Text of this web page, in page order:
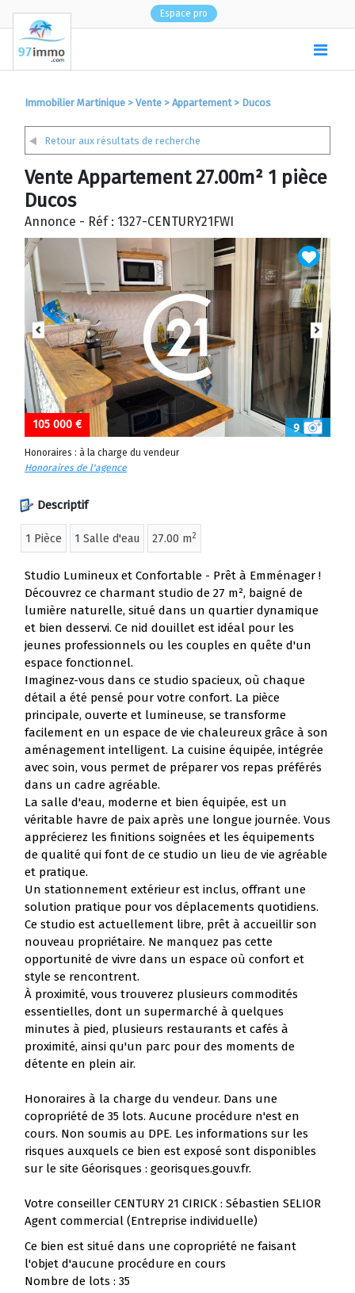
Espace pro
Immobilier Martinique > Vente > Appartement> Ducos
Retour aux résultats de recherche
Vente Appartement 27.00m² 1 pièce
Ducos
Annonce - Réf : 1327-CENTURY21FWI
9
105 000 €
Honoraires : à la charge du vendeur
Honoraires de l'agence
Descriptif
1 Pièce 1 Salle d'eau 27.00 m2
Studio Lumineux et Confortable - Prêt à Emménager !
Découvrez ce charmant studio de 27 m², baigné de
lumière naturelle, situé dans un quartier dynamique
et bien desservi. Ce nid douillet est idéal pour les
jeunes professionnels ou les couples en quête d'un
espace fonctionnel.
Imaginez-vous dans ce studio spacieux, où chaque
détail a été pensé pour votre confort. La pièce
principale, ouverte et lumineuse, se transforme
facilement en un espace de vie chaleureux grâce à son
aménagement intelligent. La cuisine équipée, intégrée
avec soin, vous permet de préparer vos repas préférés
dans un cadre agréable.
La salle d'eau, moderne et bien équipée, est un
véritable havre de paix après une longue journée. Vous
apprécierez les finitions soignées et les équipements
de qualité qui font de ce studio un lieu de vie agréable
et pratique.
Un stationnement extérieur est inclus, offrant une
solution pratique pour vos déplacements quotidiens.
Ce studio est actuellement libre, prêt à accueillir son
nouveau propriétaire. Ne manquez pas cette
opportunité de vivre dans un espace où confort et
style se rencontrent.
À proximité, vous trouverez plusieurs commodités
essentielles, dont un supermarché à quelques
minutes à pied, plusieurs restaurants et cafés à
proximité, ainsi qu'un parc pour des moments de
détente en plein air.
Honoraires à la charge du vendeur. Dans une
copropriété de 35 lots. Aucune procédure n'est en
cours. Non soumis au DPE. Les informations sur les
risques auxquels ce bien est exposé sont disponibles
sur le site Géorisques : georisques.gouv.fr.
Votre conseiller CENTURY 21 CIRICK : Sébastien SELIOR
Agent commercial (Entreprise individuelle)
Ce bien est situé dans une copropriété ne faisant
l'objet d'aucune procédure en cours
Nombre de lots : 35